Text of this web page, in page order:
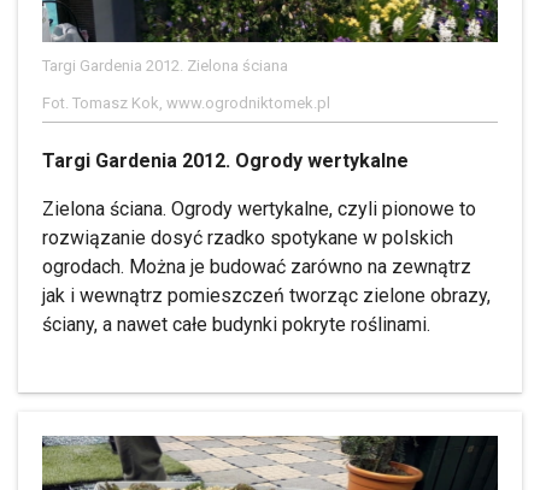
Targi Gardenia 2012. Zielona ściana
Fot. Tomasz Kok, www.ogrodniktomek.pl
Targi Gardenia 2012. Ogrody wertykalne
Zielona ściana. Ogrody wertykalne, czyli pionowe to
rozwiązanie dosyć rzadko spotykane w polskich
ogrodach. Można je budować zarówno na zewnątrz
jak i wewnątrz pomieszczeń tworząc zielone obrazy,
ściany, a nawet całe budynki pokryte roślinami.